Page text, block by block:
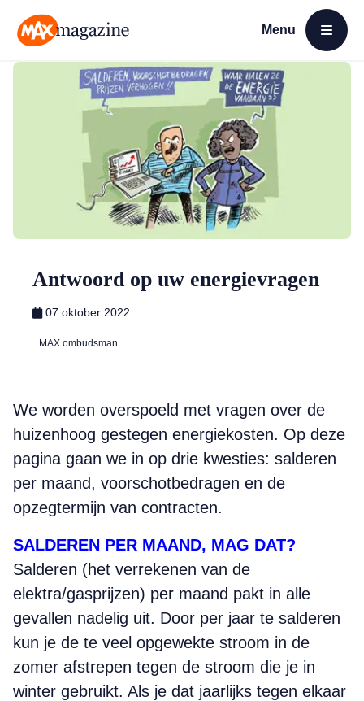
Menu
Open menu
Antwoord op uw energievragen
07 oktober 2022
MAX ombudsman
We worden overspoeld met vragen over de
huizenhoog gestegen energiekosten. Op deze
pagina gaan we in op drie kwesties: salderen
per maand, voorschotbedragen en de
opzegtermijn van contracten.
SALDEREN PER MAAND, MAG DAT?
Salderen (het verrekenen van de
elektra/gasprijzen) per maand pakt in alle
gevallen nadelig uit. Door per jaar te salderen
kun je de te veel opgewekte stroom in de
zomer afstrepen tegen de stroom die je in
winter gebruikt. Als je dat jaarlijks tegen elkaar